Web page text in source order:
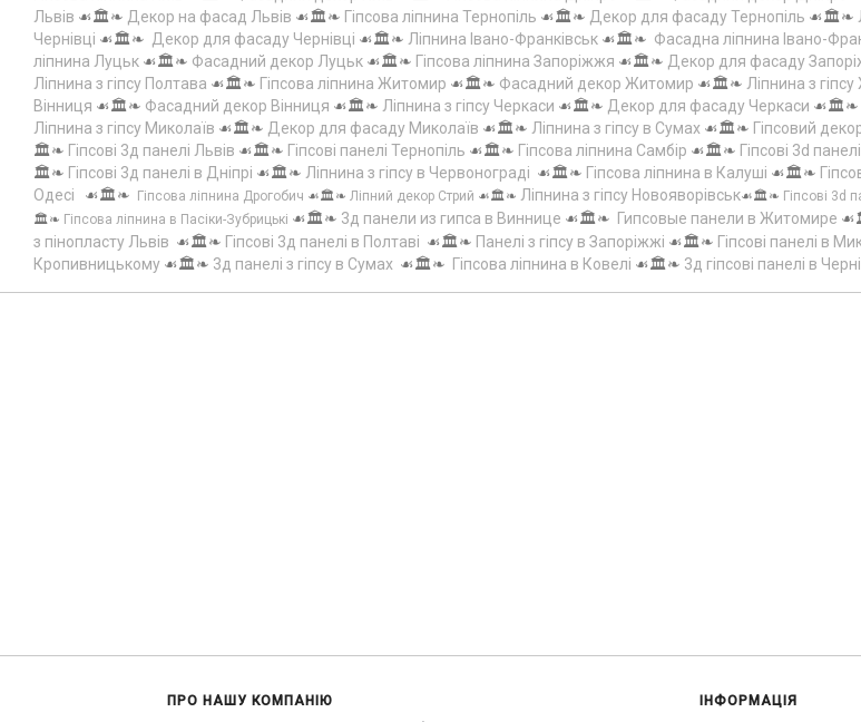
Львів ☙🏛️❧ Декор на фасад Львів ☙🏛️❧ Гіпсова ліпнина Тернопіль ☙🏛️❧ Декор для фасаду Тернопіль ☙🏛️❧
Чернівці ☙🏛️❧ Декор для фасаду Чернівці ☙🏛️❧ Ліпнина Івано-Франківськ ☙🏛️❧ Фасадна ліпнина Івано-
ліпнина Луцьк ☙🏛️❧ Фасадний декор Луцьк ☙🏛️❧ Гіпсова ліпнина Запоріжжя ☙🏛️❧ Декор для фасаду
Ліпнина з гіпсу Полтава ☙🏛️❧ Гіпсова ліпнина Житомир ☙🏛️❧ Фасадний декор Житомир ☙🏛️❧ Ліпнина з
Вінниця ☙🏛️❧ Фасадний декор Вінниця ☙🏛️❧ Ліпнина з гіпсу Черкаси ☙🏛️❧ Декор для фасаду Черкаси ☙🏛️❧
Ліпнина з гіпсу Миколаїв ☙🏛️❧ Декор для фасаду Миколаїв ☙🏛️❧ Ліпнина з гіпсу в Сумах ☙🏛️❧ Гіпсовий
🏛️❧ Гіпсові 3д панелі Львів ☙🏛️❧ Гіпсові панелі Тернопіль ☙🏛️❧ Гіпсова ліпнина Самбір ☙🏛️❧ Гіпсові 3d
🏛️❧ Гіпсові 3д панелі в Дніпрі ☙🏛️❧ Ліпнина з гіпсу в Червонограді ☙🏛️❧ Гіпсова ліпнина в Калуші ☙🏛️❧
Одесі ☙🏛️❧ Гіпсова ліпнина Дрогобич ☙🏛️❧ Ліпний декор Стрий ☙🏛️❧ Ліпнина з гіпсу Новояворівськ☙🏛️❧ Гіпсові 3d
🏛️❧ Гіпсова ліпнина в Пасіки-Зубрицькі ☙🏛️❧ 3д панели из гипса в Виннице ☙🏛️❧ Гипсовые панели в Житомире
з пінопласту Львів ☙🏛️❧ Гіпсові 3д панелі в Полтаві ☙🏛️❧ Панелі з гіпсу в Запоріжжі ☙🏛️❧ Гіпсові панелі в
Кропивницькому ☙🏛️❧ 3д панелі з гіпсу в Сумах ☙🏛️❧ Гіпсова ліпнина в Ковелі ☙🏛️❧ 3д гіпсові панелі в
ПРО НАШУ КОМПАНІЮ ІНФОРМАЦІЯ